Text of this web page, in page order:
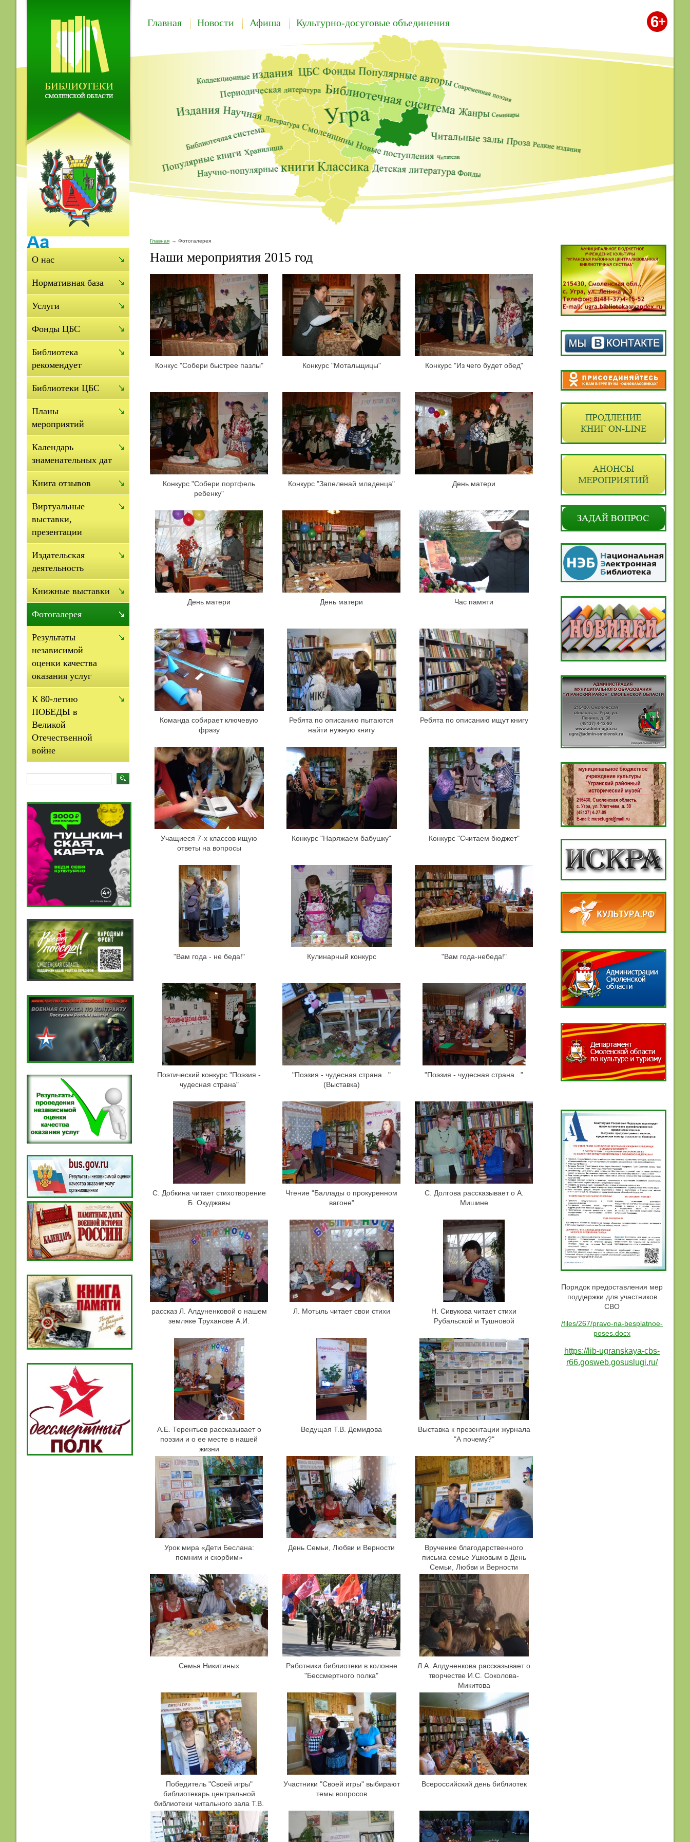
Главная Новости Афиша Культурно-досуговые объединения
Главная Фотогалерея
Наши мероприятия 2015 год
Конкус "Собери быстрее пазлы" Конкурс "Мотальщицы" Конкурс "Из чего будет обед"
Конкурс "Собери портфель
ребенку"
Конкурс "Запеленай младенца" День матери
День матери День матери Час памяти
Команда собирает ключевую
фразу
Ребята по описанию пытаются
найти нужную книгу
Ребята по описанию ищут книгу
Учащиеся 7-х классов ищую
ответы на вопросы
Конкурс "Наряжаем бабушку" Конкурс "Считаем бюджет"
"Вам года - не беда!" Кулинарный конкурс "Вам года-небеда!"
Поэтический конкурс "Поэзия -
чудесная страна"
"Поэзия - чудесная страна..."
(Выставка)
"Поэзия - чудесная страна..."
С. Добкина читает стихотворение
Б. Окуджавы
Чтение "Баллады о прокуренном
вагоне"
С. Долгова рассказывает о А.
Мишине
рассказ Л. Алдуненковой о нашем
земляке Труханове А.И.
Л. Мотыль читает свои стихи
Н. Сивукова читает стихи
Рубальской и Тушновой
А.Е. Терентьев рассказывает о
поэзии и о ее месте в нашей
жизни
Ведущая Т.В. Демидова
Выставка к презентации журнала
"А почему?"
Урок мира «Дети Беслана:
помним и скорбим»
День Семьи, Любви и Верности
Вручение благодарственного
письма семье Ушковым в День
Семьи, Любви и Верности
Семья Никитиных
Работники библиотеки в колонне
"Бессмертного полка"
Л.А. Алдуненкова рассказывает о
творчестве И.С. Соколова-
Микитова
Победитель "Своей игры"
библиотекарь центральной
библиотеки читального зала Т.В.
Демидова
Участники "Своей игры" выбирают
темы вопросов
Всероссийский день библиотек
О нас
Нормативная база
Услуги
Фонды ЦБС
Библиотека
рекомендует
Библиотеки ЦБС
Планы
мероприятий
Календарь
знаменательных дат
Книга отзывов
Виртуальные
выставки,
презентации
Издательская
деятельность
Книжные выставки
Фотогалерея
Результаты
независимой
оценки качества
оказания услуг
К 80-летию
ПОБЕДЫ в
Великой
Отечественной
войне
Порядок предоставления мер
поддержки для участников
СВО
/files/267/pravo-na-besplatnoe-
poses.docx
https://lib-ugranskaya-cbs-
r66.gosweb.gosuslugi.ru/